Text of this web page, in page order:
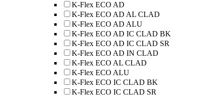
K-Flex ECO AD
K-Flex ECO AD AL CLAD
K-Flex ECO AD ALU
K-Flex ECO AD IC CLAD BK
K-Flex ECO AD IC CLAD SR
K-Flex ECO AD IN CLAD
K-Flex ECO AL CLAD
K-Flex ECO ALU
K-Flex ECO IC CLAD BK
K-Flex ECO IC CLAD SR